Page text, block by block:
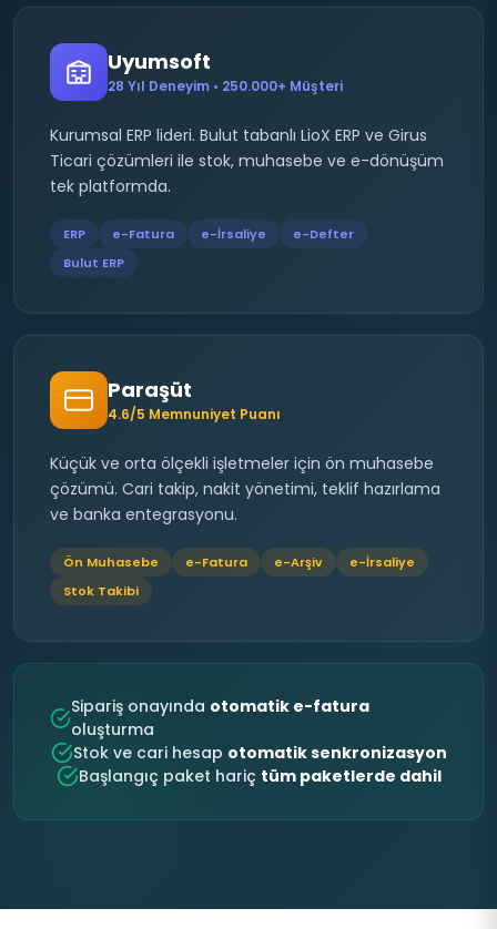
Uyumsoft
28 Yıl Deneyim • 250.000+ Müşteri
Kurumsal ERP lideri. Bulut tabanlı LioX ERP ve Girus
Ticari çözümleri ile stok, muhasebe ve e-dönüşüm
tek platformda.
ERP e-Fatura e-İrsaliye
e-Defter
Bulut ERP
Paraşüt
4.6/5 Memnuniyet Puanı
Küçük ve orta ölçekli işletmeler için ön muhasebe
çözümü. Cari takip, nakit yönetimi, teklif hazırlama
ve banka entegrasyonu.
Ön Muhasebe e-Fatura e-Arşiv
e-İrsaliye
Stok Takibi
Sipariş onayında otomatik e-fatura
oluşturma
Stok ve cari hesap otomatik senkronizasyon
Başlangıç paket hariç tüm paketlerde dahil